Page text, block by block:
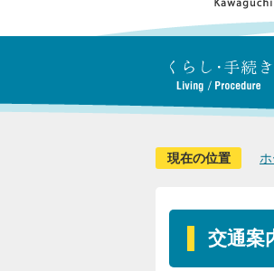
現在の位置
交通案